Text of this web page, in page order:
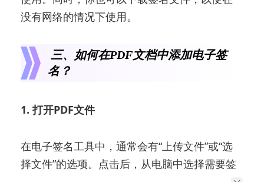
没有网络的情况下使用。
三、如何在PDF文档中添加电子签
名？
1. 打开PDF文件
在电子签名工具中，通常会有“上传文件”或“选
择文件”的选项。点击后，从电脑中选择需要签